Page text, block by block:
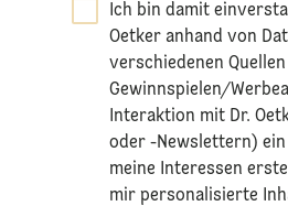
Ich bin damit
Oetker anhand von
verschiedenen
Gewinnspielen/
Interaktion mit Dr.
oder -Newslettern)
meine Interessen
mir personalisierte